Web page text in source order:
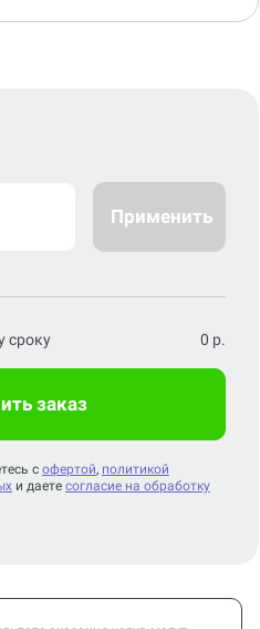
Применить
сроку 0 р.
заказ
с офертой, политикой
и даете согласие на обработку